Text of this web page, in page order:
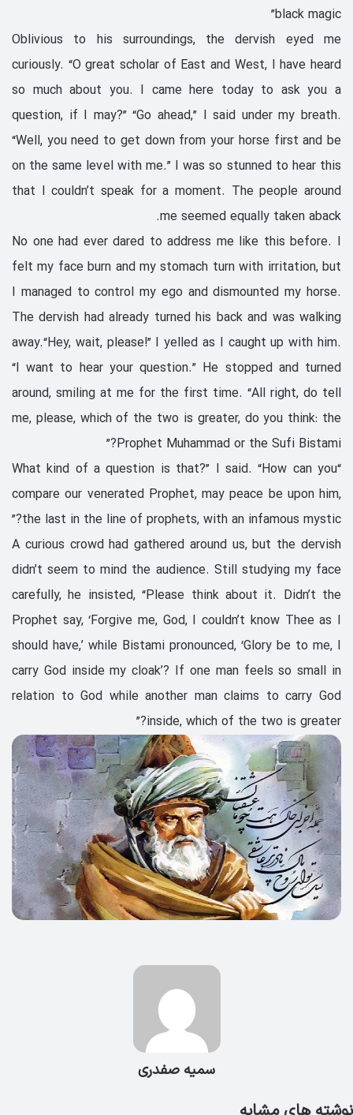
black magic”
Oblivious to his surroundings, the dervish eyed me
curiously. “O great scholar of East and West, I have heard
so much about you. I came here today to ask you a
question, if I may?” “Go ahead,” I said under my breath.
“Well, you need to get down from your horse first and be
on the same level with me.” I was so stunned to hear this
that I couldn’t speak for a moment. The people around
me seemed equally taken aback.
No one had ever dared to address me like this before. I
felt my face burn and my stomach turn with irritation, but
I managed to control my ego and dismounted my horse.
The dervish had already turned his back and was walking
away.“Hey, wait, please!” I yelled as I caught up with him.
“I want to hear your question.” He stopped and turned
around, smiling at me for the first time. “All right, do tell
me, please, which of the two is greater, do you think: the
Prophet Muhammad or the Sufi Bistami?”
“What kind of a question is that?” I said. “How can you
compare our venerated Prophet, may peace be upon him,
the last in the line of prophets, with an infamous mystic?”
A curious crowd had gathered around us, but the dervish
didn’t seem to mind the audience. Still studying my face
carefully, he insisted, “Please think about it. Didn’t the
Prophet say, ‘Forgive me, God, I couldn’t know Thee as I
should have,’ while Bistami pronounced, ‘Glory be to me, I
carry God inside my cloak’? If one man feels so small in
relation to God while another man claims to carry God
inside, which of the two is greater?”
سمیه صفدری